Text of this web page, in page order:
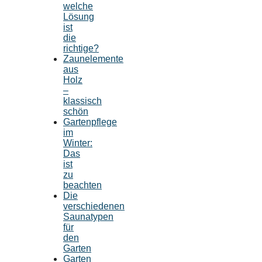
welche
Lösung
ist
die
richtige?
Zaunelemente
aus
Holz
–
klassisch
schön
Gartenpflege
im
Winter:
Das
ist
zu
beachten
Die
verschiedenen
Saunatypen
für
den
Garten
Garten